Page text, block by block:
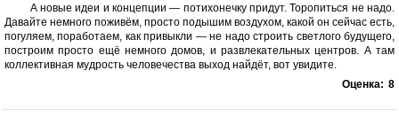
А новые идеи и концепции — потихонечку придут. Торопиться не надо.
Давайте немного поживём, просто подышим воздухом, какой он сейчас есть,
погуляем, поработаем, как привыкли — не надо строить светлого будущего,
построим просто ещё немного домов, и развлекательных центров. А там
коллективная мудрость человечества выход найдёт, вот увидите.
Оценка: 8